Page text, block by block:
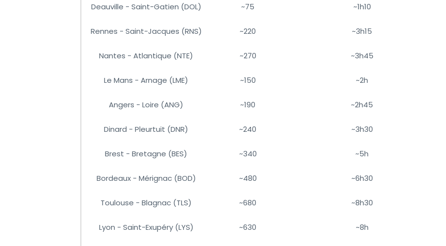
Deauville - Saint-Gatien (DOL) ~75 ~1h10
Rennes - Saint-Jacques (RNS) ~220 ~3h15
Nantes - Atlantique (NTE) ~270 ~3h45
Le Mans - Arnage (LME) ~150 ~2h
Angers - Loire (ANG) ~190 ~2h45
Dinard - Pleurtuit (DNR) ~240 ~3h30
Brest - Bretagne (BES) ~340 ~5h
Bordeaux - Mérignac (BOD) ~480 ~6h30
Toulouse - Blagnac (TLS) ~680 ~8h30
Lyon - Saint-Exupéry (LYS) ~630 ~8h